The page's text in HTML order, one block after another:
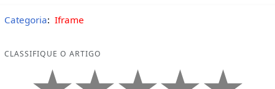
Categoria: Iframe
CLASSIFIQUE O ARTIGO